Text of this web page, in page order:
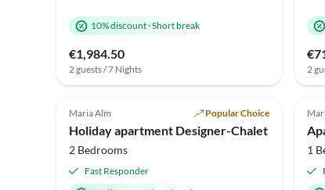
10% discount·Short break
€1,984.50
2 guests / 7 Nights 2
Top-Listing
5.0 (1)
Maria Alm Popular Choice
Holiday apartment Designer-Chalet
2 Bedrooms
Fast Responder
1